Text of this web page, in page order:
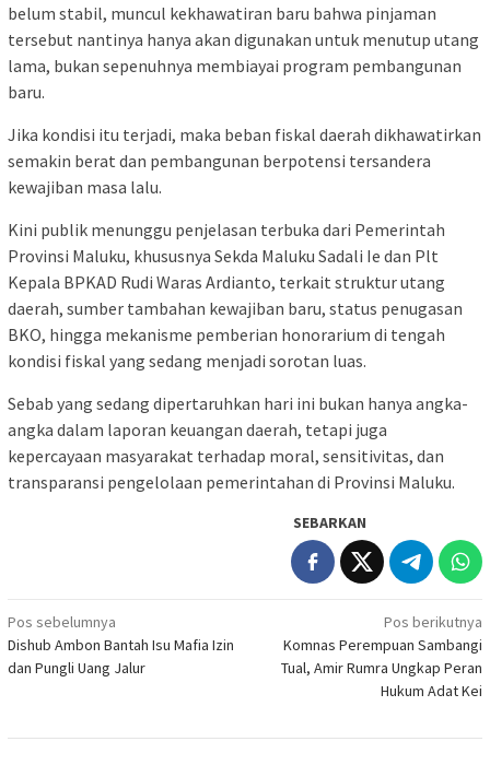
belum stabil, muncul kekhawatiran baru bahwa pinjaman
tersebut nantinya hanya akan digunakan untuk menutup utang
lama, bukan sepenuhnya membiayai program pembangunan
baru.
Jika kondisi itu terjadi, maka beban fiskal daerah dikhawatirkan
semakin berat dan pembangunan berpotensi tersandera
kewajiban masa lalu.
Kini publik menunggu penjelasan terbuka dari Pemerintah
Provinsi Maluku, khususnya Sekda Maluku Sadali Ie dan Plt
Kepala BPKAD Rudi Waras Ardianto, terkait struktur utang
daerah, sumber tambahan kewajiban baru, status penugasan
BKO, hingga mekanisme pemberian honorarium di tengah
kondisi fiskal yang sedang menjadi sorotan luas.
Sebab yang sedang dipertaruhkan hari ini bukan hanya angka-
angka dalam laporan keuangan daerah, tetapi juga
kepercayaan masyarakat terhadap moral, sensitivitas, dan
transparansi pengelolaan pemerintahan di Provinsi Maluku.
SEBARKAN
Navigasi
pos
Pos sebelumnya
Dishub Ambon Bantah Isu Mafia Izin
dan Pungli Uang Jalur
Pos berikutnya
Komnas Perempuan Sambangi
Tual, Amir Rumra Ungkap Peran
Hukum Adat Kei